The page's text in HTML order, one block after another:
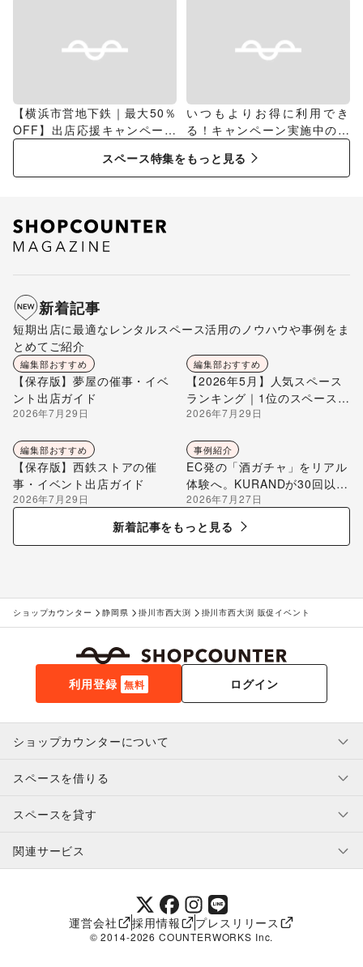
【横浜市営地下鉄｜最大50％
OFF】出店応援キャンペーン
特集
いつもよりお得に利用でき
る！キャンペーン実施中のス
スペース特集をもっと見る
新着記事
短期出店に最適なレンタルスペース活用のノウハウや事例をま
とめてご紹介
編集部おすすめ
【保存版】夢屋の催事・イベ
ント出店ガイド
2026年7月29日
編集部おすすめ
【2026年5月】人気スペース
ランキング｜1位のスペースを
編集部が解説
2026年7月29日
編集部おすすめ
【保存版】西鉄ストアの催
事・イベント出店ガイド
2026年7月29日
事例紹介
EC発の「酒ガチャ」をリアル
体験へ。KURANDが30回以上
のポップアップ出店で届け
る“新しいお酒との出会い”
2026年7月27日
新着記事をもっと見る
ショップカウンター 静岡県 掛川市西大渕 掛川市西大渕 販促イベント
利用登録 無料 ログイン
ショップカウンターについて
利用規約・ガイドライン
特定商取引法に基づく表示
補償プログラム
スペースを借りる
スペースを借りたい人へ
ユーザー利用規約
提携パートナー
スペースを貸す
スペースを貸したい方へ
オーナー利用規約
関連サービス
SHOPCOUNTER MAGAZINE
ショップカウンターエンタープライズ
ショップカウンター常設
運営会社 採用情報 プレスリリース
© 2014-2026 COUNTERWORKS Inc.